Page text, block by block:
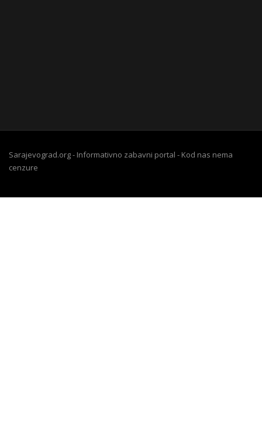
Sarajevograd.org - Informativno zabavni portal - Kod nas nema
cenzure